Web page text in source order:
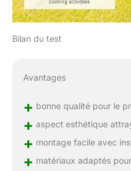
Bilan du test
Avantages
+ bonne qualité pour le
+ aspect esthétique
+ montage facile avec
+ matériaux adaptés